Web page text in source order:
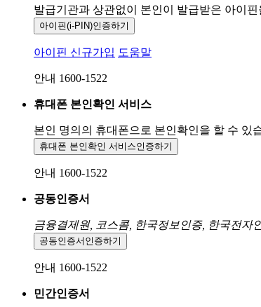
발급기관과 상관없이 본인이 발급받은 아이핀
아이핀(i-PIN)인증하기
아이핀 신규가입 도움말
안내 1600-1522
휴대폰 본인확인 서비스
본인 명의의 휴대폰으로 본인확인을 할 수 있
휴대폰 본인확인 서비스인증하기
안내 1600-1522
공동인증서
금융결제원, 코스콤, 한국정보인증, 한국전자
공동인증서 인증하기
안내 1600-1522
민간인증서